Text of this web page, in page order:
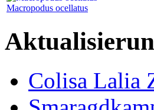
Macropodus ocellatus
Colisa Lalia